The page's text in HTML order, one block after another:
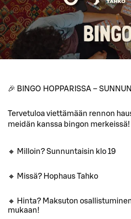
🎉 BINGO HOPPARISSA –
Tervetuloa viettämään rennon
meidän kanssa bingon
🔸 Milloin? Sunnuntaisin klo 19
🔸 Missä? Hophaus Tahko
🔸 Hinta? Maksuton
mukaan!